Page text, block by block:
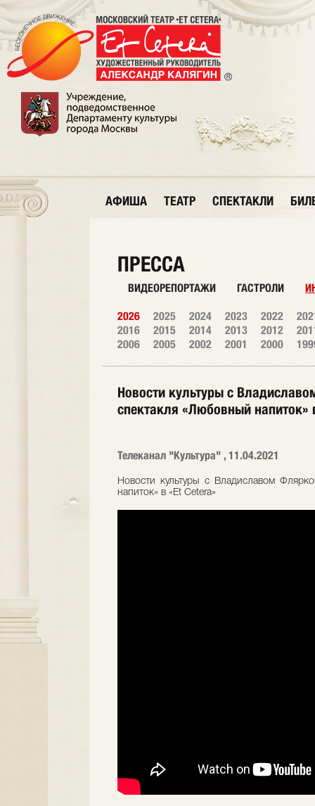
АФИША ТЕАТР СПЕКТАКЛИ
ПРЕССА
ВИДЕОРЕПОРТАЖИ ГАСТРОЛИ
2026 2025 2024 2023 2022
2016
2015 2014 2013 2012
2006
2005 2002 2001 2000
Новости культуры с
спектакля «Любовный напиток»
Телеканал "Культура" , 11.04.2021
Новости культуры с Владиславом
напиток» в «Et Cetera»